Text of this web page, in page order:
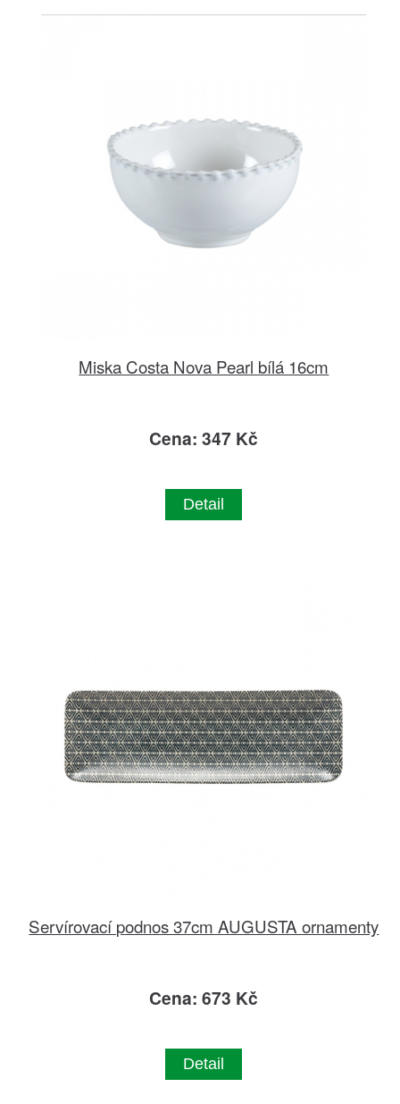
Miska Costa Nova Pearl bílá 16cm
Cena: 347 Kč
Detail
Servírovací podnos 37cm AUGUSTA ornamenty
Cena: 673 Kč
Detail